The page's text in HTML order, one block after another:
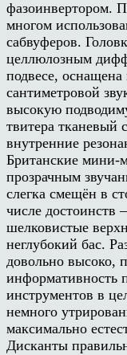
фазоинвертором.
многом
сабвуферов.
целлюлозным
подвесе,
сантиметровой
высокую
твитера
внутренние
Британские мини-
прозрачным
слегка смещён в
числе достоинств
шелковистые
неглубокий бас.
довольно высоко,
информативность
инструментов в
немного
максимально
Дисканты